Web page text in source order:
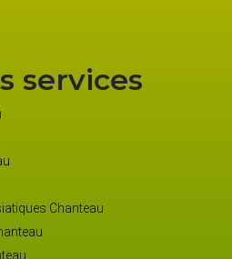
services
Chanteau